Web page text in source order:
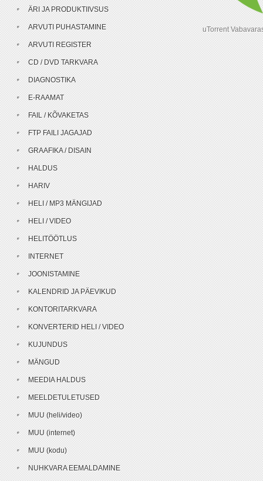
uTorrent
ÄRI JA PRODUKTIIVSUS
ARVUTI PUHASTAMINE
ARVUTI REGISTER
CD / DVD TARKVARA
DIAGNOSTIKA
E-RAAMAT
FAIL / KÕVAKETAS
FTP FAILI JAGAJAD
GRAAFIKA / DISAIN
HALDUS
HARIV
HELI / MP3 MÄNGIJAD
HELI / VIDEO
HELITÖÖTLUS
INTERNET
JOONISTAMINE
KALENDRID JA PÄEVIKUD
KONTORITARKVARA
KONVERTERID HELI / VIDEO
KUJUNDUS
MÄNGUD
MEEDIA HALDUS
MEELDETULETUSED
MUU (heli/video)
MUU (internet)
MUU (kodu)
NUHKVARA EEMALDAMINE